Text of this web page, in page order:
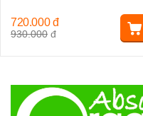
930.000 đ
720.000 đ